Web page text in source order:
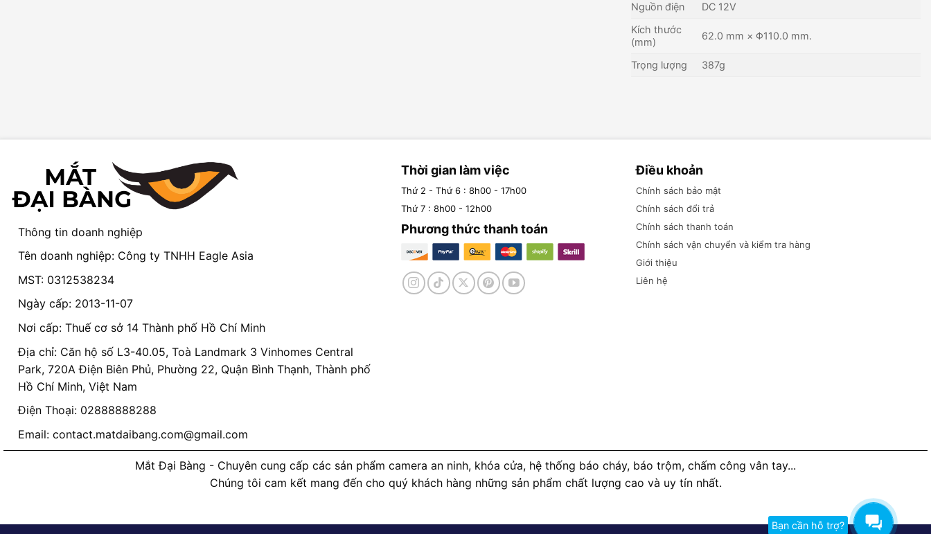
Nguồn điện
DC 12V
Kích thước
(mm)
62.0 mm × Φ110.0 mm.
Trọng lượng 387g
Thông tin doanh nghiệp
Tên doanh nghiệp: Công ty TNHH Eagle Asia
MST: 0312538234
Ngày cấp: 2013-11-07
Nơi cấp: Thuế cơ sở 14 Thành phố Hồ Chí Minh
Địa chỉ: Căn hộ số L3-40.05, Toà Landmark 3 Vinhomes Central
Park, 720A Điện Biên Phủ, Phường 22, Quận Bình Thạnh, Thành phố
Hồ Chí Minh, Việt Nam
Điện Thoại: 02888888288
Email: contact.matdaibang.com@gmail.com
Thời gian làm việc
Thứ 2 - Thứ 6 : 8h00 - 17h00
Thứ 7 : 8h00 - 12h00
Phương thức thanh toán
Điều khoản
Chính sách bảo mật
Chính sách đổi trả
Chính sách thanh toán
Chính sách vận chuyển và kiểm tra hàng
Giới thiệu
Liên hệ
Mắt Đại Bàng - Chuyên cung cấp các sản phẩm camera an ninh, khóa cửa, hệ thống báo cháy, báo trộm, chấm công vân tay...
Chúng tôi cam kết mang đến cho quý khách hàng những sản phẩm chất lượng cao và uy tín nhất.
Bạn cần hỗ trợ?